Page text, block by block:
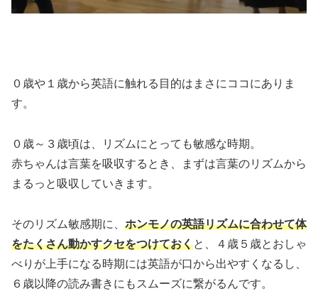
０歳や１歳から英語に触れる目的はまさにココにありま
す。
０歳～３歳頃は、リズムにとっても敏感な時期。
赤ちゃんは言葉を吸収するとき、まずは言葉のリズムから
まるっと吸収していきます。
そのリズム敏感期に、 ホンモノの英語リズムに合わせて体
をたくさん動かすクセをつけておくと、４歳５歳とおしゃ
べりが上手になる時期には英語が口から出やすくなるし、
６歳以降の読み書きにもスムーズに繋がるんです。